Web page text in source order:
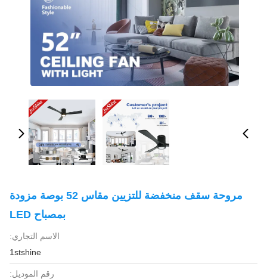
مروحة سقف منخفضة للتزيين مقاس 52 بوصة مزودة
بمصباح LED
الاسم التجاري:
1stshine
رقم الموديل: